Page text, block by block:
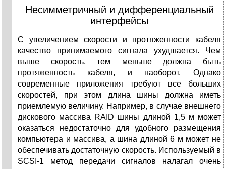
Несимметричный и дифференциальный
интерфейсы
С увеличением скорости и протяженности кабеля
качество принимаемого сигнала ухудшается. Чем
выше скорость, тем меньше должна быть
протяженность кабеля, и наоборот. Однако
современные приложения требуют все больших
скоростей, при этом длина шины должна иметь
приемлемую величину. Например, в случае внешнего
дискового массива RAID шины длиной 1,5 м может
оказаться недостаточно для удобного размещения
компьютера и массива, а шина длиной 6 м может не
обеспечивать достаточную скорость. Используемый в
SCSI-1 метод передачи сигналов налагал очень